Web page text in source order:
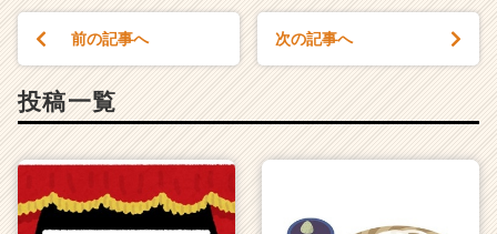
前の記事へ 次の記事へ
投稿一覧